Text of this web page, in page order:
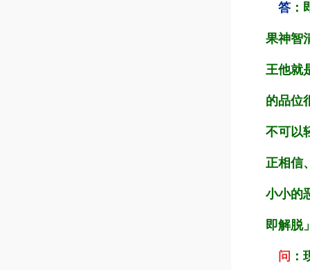
答：
果神智
王他就
的品位
不可以
正相信
小小的
即解脱
问